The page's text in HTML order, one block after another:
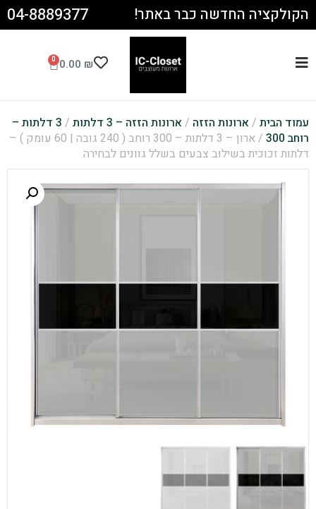
הקולקציה החדשה כבר באתר! 04-8889377
0.00 ₪
0
עמוד הבית / ארונות הזזה / ארונות הזזה – 3 דלתות /
3 דלתות –
רוחב 300
/ ארון – 3 דלתות – 300 רוחב ( 240 גובה | 60 עומק ) –
דלתות זכוכית בשילוב צבעים בשלל גוונים לבחירה